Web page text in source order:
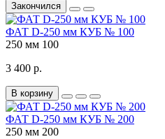
Закончился
ФАТ D-250 мм КУБ № 100
250 мм 100
3 400 р.
В корзину
ФАТ D-250 мм КУБ № 200
250 мм 200